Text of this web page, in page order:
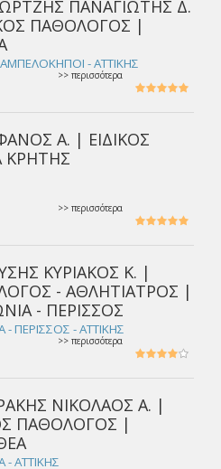
ΠΑΝΑΓΙΩΤΗΣ Δ.
ΠΑΘΟΛΟΓΟΣ |
- ΑΤΤΙΚΗΣ
>> περισσότερα
Α. | ΕΙΔΙΚΟΣ
ΚΡΗΤΗΣ
>> περισσότερα
ΚΥΡΙΑΚΟΣ Κ. |
- ΑΘΛΗΤΙΑΤΡΟΣ |
- ΠΕΡΙΣΣΟΣ
- ΠΕΡΙΣΣΟΣ - ΑΤΤΙΚΗΣ
>> περισσότερα
ΝΙΚΟΛΑΟΣ Α. |
ΠΑΘΟΛΟΓΟΣ |
- ΑΤΤΙΚΗΣ